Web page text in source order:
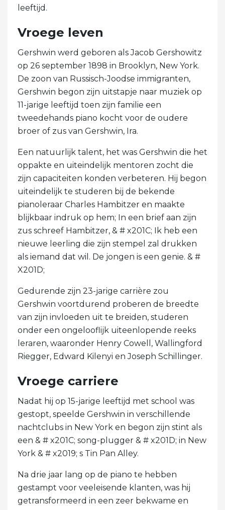
leeftijd.
Vroege leven
Gershwin werd geboren als Jacob Gershowitz
op 26 september 1898 in Brooklyn, New York.
De zoon van Russisch-Joodse immigranten,
Gershwin begon zijn uitstapje naar muziek op
11-jarige leeftijd toen zijn familie een
tweedehands piano kocht voor de oudere
broer of zus van Gershwin, Ira.
Een natuurlijk talent, het was Gershwin die het
oppakte en uiteindelijk mentoren zocht die
zijn capaciteiten konden verbeteren. Hij begon
uiteindelijk te studeren bij de bekende
pianoleraar Charles Hambitzer en maakte
blijkbaar indruk op hem; In een brief aan zijn
zus schreef Hambitzer, & # x201C; Ik heb een
nieuwe leerling die zijn stempel zal drukken
als iemand dat wil. De jongen is een genie. & #
X201D;
Gedurende zijn 23-jarige carrière zou
Gershwin voortdurend proberen de breedte
van zijn invloeden uit te breiden, studeren
onder een ongelooflijk uiteenlopende reeks
leraren, waaronder Henry Cowell, Wallingford
Riegger, Edward Kilenyi en Joseph Schillinger.
Vroege carriere
Nadat hij op 15-jarige leeftijd met school was
gestopt, speelde Gershwin in verschillende
nachtclubs in New York en begon zijn stint als
een & # x201C; song-plugger & # x201D; in New
York & # x2019; s Tin Pan Alley.
Na drie jaar lang op de piano te hebben
gestampt voor veeleisende klanten, was hij
getransformeerd in een zeer bekwame en